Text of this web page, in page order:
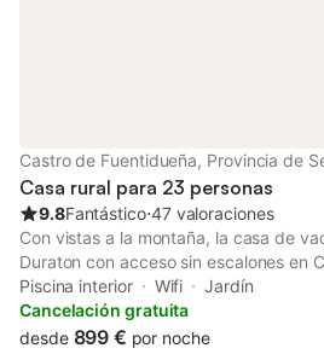
Castro de Fuentidueña, Provincia de
Casa rural para 23 personas
9.8Fantástico⋅47 valoraciones
Con vistas a la montaña, la casa de
Duraton con acceso sin escalones en
FUENTIDUEÑA es perfecta para unas
propiedad de 2 plantas consta de una
8 dormitorios y 5 baños, así como un
Piscina interior Wifi
Jardín
Cancelación gratuita
desde 899 € por noche